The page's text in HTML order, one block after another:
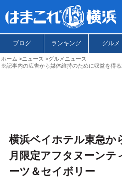
ブログ ランキング グルメ
ホーム ニュース
グルメニュース
※記事内の広告から媒体維持のために収益を得
横浜ベイホテル東急か
月限定アフタヌーンテ
ーツ＆セイボリー